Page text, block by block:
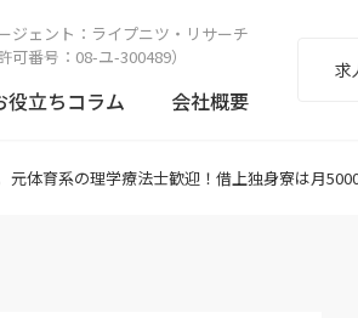
ジェント： ライプニツ・リサーチ
可番号：08-ユ-300489）
役立ちコラム 会社概要
求
体育系の理学療法士歓迎！借上独身寮は月